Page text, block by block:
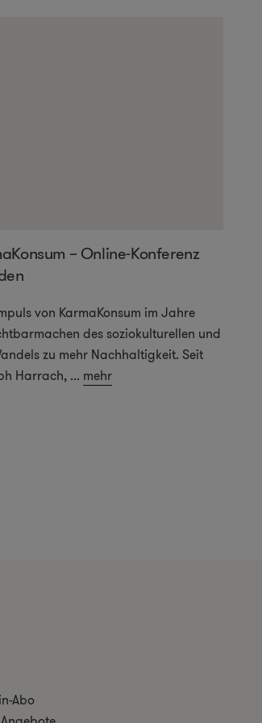
– Online-Konferenz
von KarmaKonsum im Jahre
des soziokulturellen und
zu mehr Nachhaltigkeit. Seit
Harrach, ... mehr
Abo